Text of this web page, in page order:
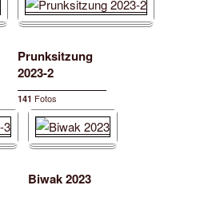
Prunksitzung
2023-2
141 Fotos
Biwak 2023